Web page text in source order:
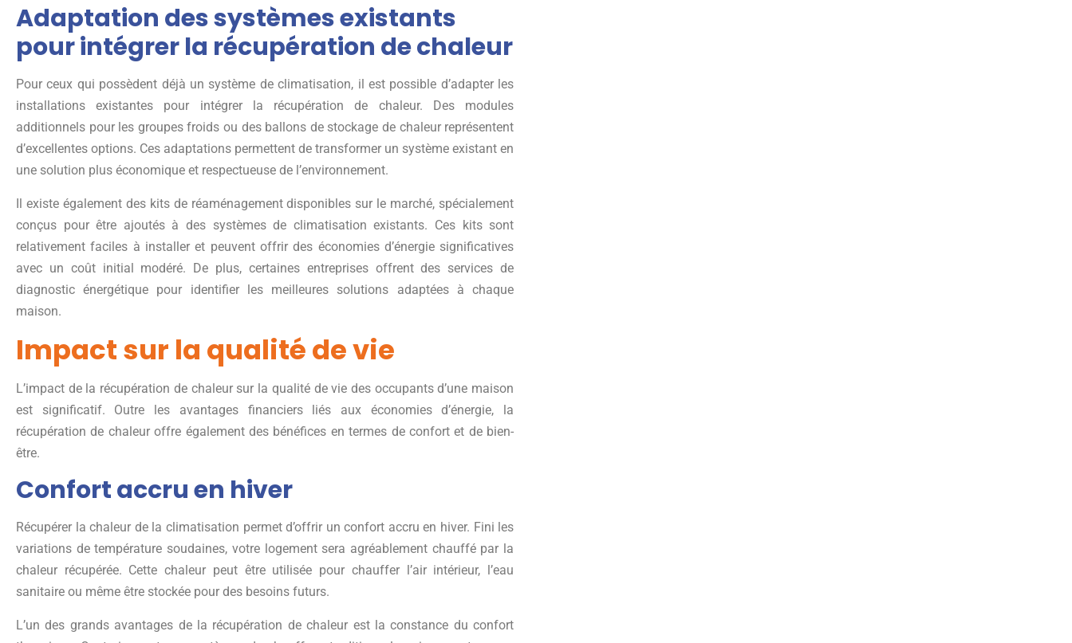
Adaptation des systèmes existants
pour intégrer la récupération de chaleur
Pour ceux qui possèdent déjà un système de climatisation, il est possible d’adapter les
installations existantes pour intégrer la récupération de chaleur. Des modules
additionnels pour les groupes froids ou des ballons de stockage de chaleur représentent
d’excellentes options. Ces adaptations permettent de transformer un système existant en
une solution plus économique et respectueuse de l’environnement.
Il existe également des kits de réaménagement disponibles sur le marché, spécialement
conçus pour être ajoutés à des systèmes de climatisation existants. Ces kits sont
relativement faciles à installer et peuvent offrir des économies d’énergie significatives
avec un coût initial modéré. De plus, certaines entreprises offrent des services de
diagnostic énergétique pour identifier les meilleures solutions adaptées à chaque
maison.
Impact sur la qualité de vie
L’impact de la récupération de chaleur sur la qualité de vie des occupants d’une maison
est significatif. Outre les avantages financiers liés aux économies d’énergie, la
récupération de chaleur offre également des bénéfices en termes de confort et de bien-
être.
Confort accru en hiver
Récupérer la chaleur de la climatisation permet d’offrir un confort accru en hiver. Fini les
variations de température soudaines, votre logement sera agréablement chauffé par la
chaleur récupérée. Cette chaleur peut être utilisée pour chauffer l’air intérieur, l’eau
sanitaire ou même être stockée pour des besoins futurs.
L’un des grands avantages de la récupération de chaleur est la constance du confort